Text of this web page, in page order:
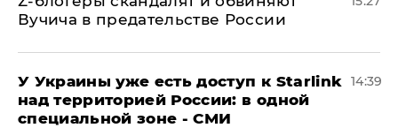
Вучича в предательстве России
У Украины уже есть доступ к Starlink
над территорией России: в одной
специальной зоне - СМИ
14:39